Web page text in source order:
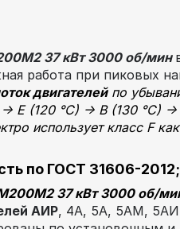
37 кВт 3000 об/мин
работа при пиковых
двигателейпо
→ E (120 °C) → B (130 °C) →
использует класс F
по ГОСТ 31606-2012;
37 кВт 3000 об/
АИР, 4А, 5А, 5АМ, 5АИ